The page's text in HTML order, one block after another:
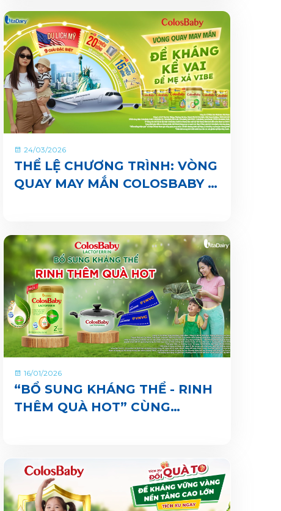
24/03/2026
THỂ LỆ CHƯƠNG TRÌNH: VÒNG
QUAY MAY MẮN COLOSBABY –
16/01/2026
“BỔ SUNG KHÁNG THỂ - RINH
THÊM QUÀ HOT” CÙNG